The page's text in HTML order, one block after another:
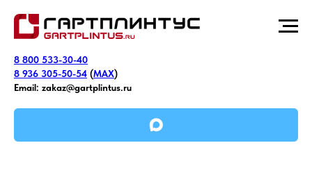
8 800 533-30-40
8 936 305-50-54 (MAX)
Email: zakaz@gartplintus.ru